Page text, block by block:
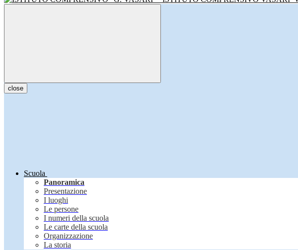
close
Scuola
Panoramica
Presentazione
I luoghi
Le persone
I numeri della scuola
Le carte della scuola
Organizzazione
La storia